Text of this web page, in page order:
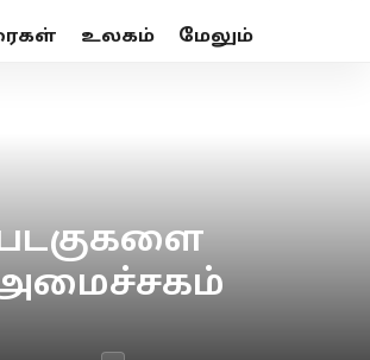
உலகம் மேலும்
அமைச்சகம்